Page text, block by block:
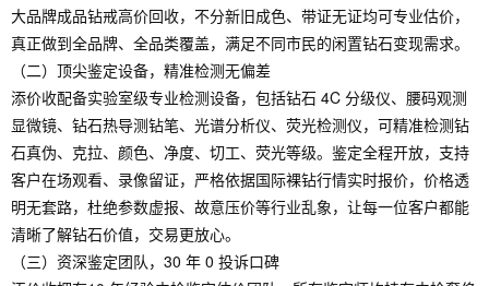
大品牌成品钻戒高价回收，不分新旧成色、带证无证均可专业估价，
真正做到全品牌、全品类覆盖，满足不同市民的闲置钻石变现需求。
（二）顶尖鉴定设备，精准检测无偏差
添价收配备实验室级专业检测设备，包括钻石 4C 分级仪、腰码观测
显微镜、钻石热导测钻笔、光谱分析仪、荧光检测仪，可精准检测钻
石真伪、克拉、颜色、净度、切工、荧光等级。鉴定全程开放，支持
客户在场观看、录像留证，严格依据国际裸钻行情实时报价，价格透
明无套路，杜绝参数虚报、故意压价等行业乱象，让每一位客户都能
清晰了解钻石价值，交易更放心。
（三）资深鉴定团队，30 年 0 投诉口碑